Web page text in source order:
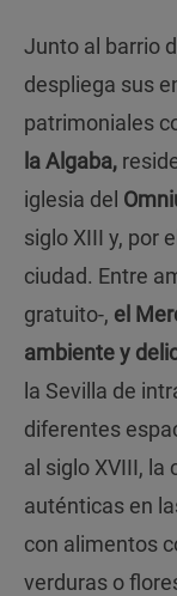
Junto al barrio
despliega sus
patrimoniales
la Algaba,
iglesia del
siglo XIII y, por
ciudad. Entre
gratuito-, el
ambiente y
la Sevilla de
diferentes
al siglo XVIII,
auténticas en
con alimentos
verduras o